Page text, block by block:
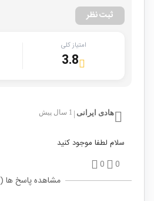
ثبت نظر
امتیاز کلی
3.8
هادی ایرانی 1 سال پیش
سلام لطفا موجود کنید
0
0
مشاهده پاسخ ها (1)